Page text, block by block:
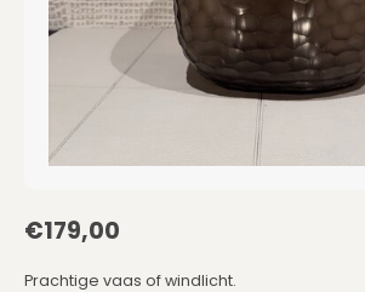
Eetkamerstoelen
Banken
Rechthoekige Lampenkappen
Schuine Lampenkappen
Pet Lampenkappen
Kussens Roze
Kussens Goud
Kussens Grijs
Kaarsen
Dienbladen / Schalen
Kunstbloemen
€179,00
Prachtige vaas of windlicht.